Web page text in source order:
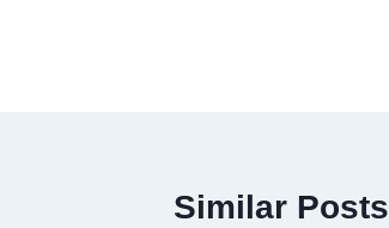
Similar Posts